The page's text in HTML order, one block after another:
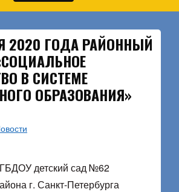
2020 ГОДА РАЙОННЫЙ
В СИСТЕМЕ
ОБРАЗОВАНИЯ»
детский сад №62
г. Санкт-Петербурга